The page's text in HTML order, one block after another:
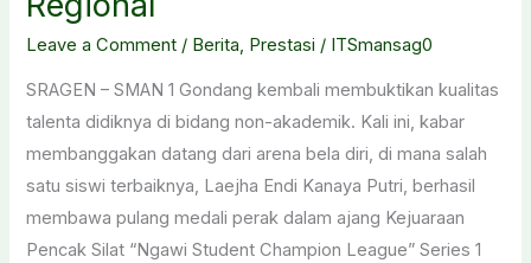
Leave a Comment / Berita Prestasi / ITSmansag0
SRAGEN – SMAN 1 Gondang kembali membuktikan kualitas
talenta didiknya di bidang non-akademik. Kali ini, kabar
membanggakan datang dari arena bela diri, di mana salah
satu siswi terbaiknya, Laejha Endi Kanaya Putri, berhasil
membawa pulang medali perak dalam ajang Kejuaraan
Pencak Silat “Ngawi Student Champion League” Series 1